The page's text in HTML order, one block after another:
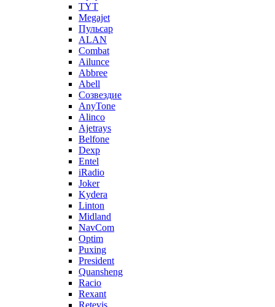
TYT
Megajet
Пульсар
ALAN
Combat
Ailunce
Abbree
Abell
Созвездие
AnyTone
Alinco
Ajetrays
Belfone
Dexp
Entel
iRadio
Joker
Kydera
Linton
Midland
NavCom
Optim
Puxing
President
Quansheng
Racio
Rexant
Retevis